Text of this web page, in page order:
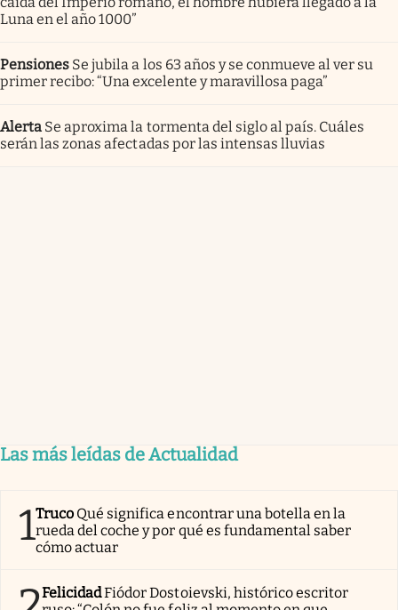
Luna en el año 1000”
Pensiones Se jubila a los 63 años y se conmueve al ver su
primer recibo: “Una excelente y maravillosa paga”
Alerta Se aproxima la tormenta del siglo al país. Cuáles
serán las zonas afectadas por las intensas lluvias
Las más leídas de Actualidad
1Truco Qué significa encontrar una botella en la
rueda del coche y por qué es fundamental saber
cómo actuar
FelicidadFiódor Dostoievski, histórico escritor